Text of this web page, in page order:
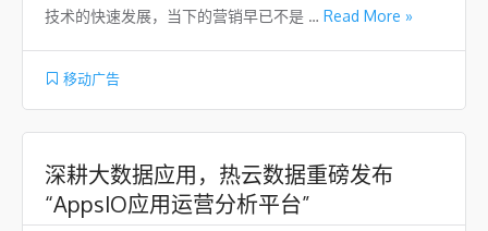
技术的快速发展，当下的营销早已不是 … Read More »
移动广告
深耕大数据应用，热云数据重磅发布
“AppsIO应用运营分析平台”